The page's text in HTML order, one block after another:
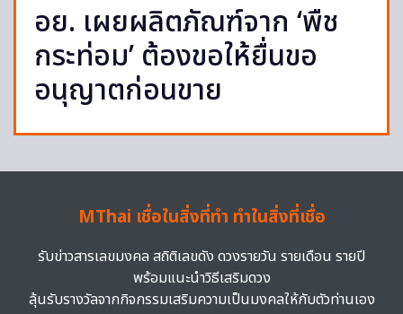
อย. เผยผลิตภัณฑ์จาก ‘พืช
กระท่อม’ ต้องขอให้ยื่นขอ
อนุญาตก่อนขาย
MThai เชื่อในสิ่งที่ทำ ทำในสิ่งที่เชื่อ
รับข่าวสารเลขมงคล สถิติเลขดัง ดวงรายวัน รายเดือน รายปี
พร้อมแนะนำวิธีเสริมดวง
ลุ้นรับรางวัลจากกิจกรรมเสริมความเป็นมงคลให้กับตัวท่านเอง